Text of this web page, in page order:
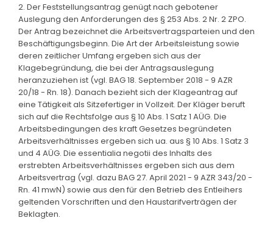
2. Der Feststellungsantrag genügt nach gebotener
Auslegung den Anforderungen des § 253 Abs. 2 Nr. 2 ZPO.
Der Antrag bezeichnet die Arbeitsvertragsparteien und den
Beschäftigungsbeginn. Die Art der Arbeitsleistung sowie
deren zeitlicher Umfang ergeben sich aus der
Klagebegründung, die bei der Antragsauslegung
heranzuziehen ist (vgl. BAG 18. September 2018 - 9 AZR
20/18 - Rn. 18). Danach bezieht sich der Klageantrag auf
eine Tätigkeit als Sitzefertiger in Vollzeit. Der Kläger beruft
sich auf die Rechtsfolge aus § 10 Abs. 1 Satz 1 AÜG. Die
Arbeitsbedingungen des kraft Gesetzes begründeten
Arbeitsverhältnisses ergeben sich ua. aus § 10 Abs. 1 Satz 3
und 4 AÜG. Die essentialia negotii des Inhalts des
erstrebten Arbeitsverhältnisses ergeben sich aus dem
Arbeitsvertrag (vgl. dazu BAG 27. April 2021 - 9 AZR 343/20 -
Rn. 41 mwN) sowie aus den für den Betrieb des Entleihers
geltenden Vorschriften und den Haustarifverträgen der
Beklagten.